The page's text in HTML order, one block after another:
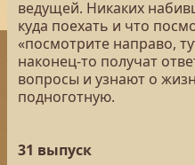
ведущей. Никаких
куда поехать и что
«посмотрите направо,
наконец-то получат
вопросы и узнают о
подноготную.
31 выпуск